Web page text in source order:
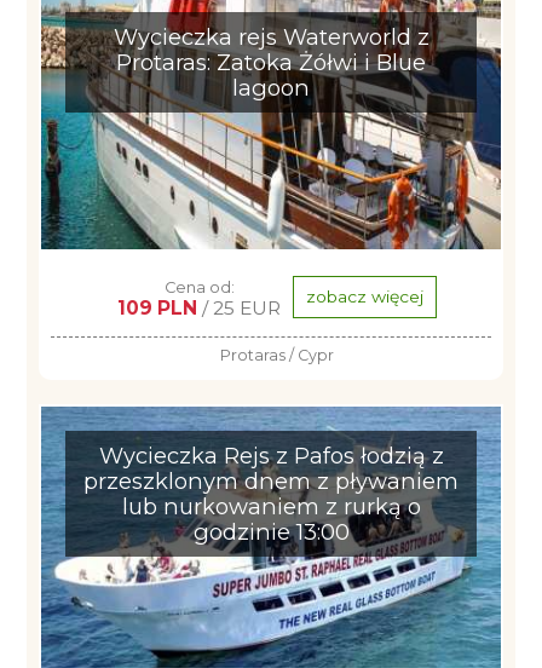
Wycieczka rejs Waterworld z
Protaras: Zatoka Żółwi i Blue
lagoon
Cena od:
109 PLN / 25 EUR zobacz więcej
Protaras / Cypr
Wycieczka Rejs z Pafos łodzią z
przeszklonym dnem z pływaniem
lub nurkowaniem z rurką o
godzinie 13:00